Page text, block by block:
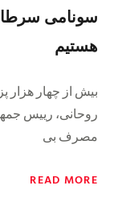
سونامی
هستیم
بیش از چهار هزار
روحانی، رییس
مصرف بی
READ MORE